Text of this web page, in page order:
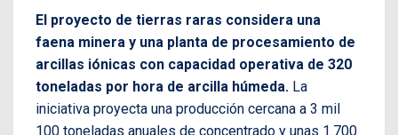
El proyecto de tierras raras considera una
faena minera y una planta de procesamiento de
arcillas iónicas con capacidad operativa de 320
toneladas por hora de arcilla húmeda. La
iniciativa proyecta una producción cercana a 3 mil
100 toneladas anuales de concentrado y unas 1.700